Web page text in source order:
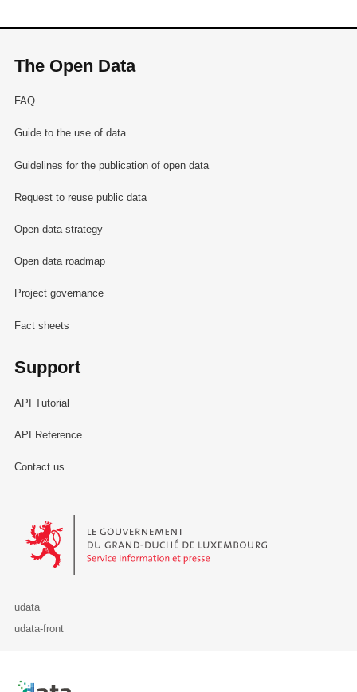
The Open Data
FAQ
Guide to the use of data
Guidelines for the publication of open data
Request to reuse public data
Open data strategy
Open data roadmap
Project governance
Fact sheets
Support
API Tutorial
API Reference
Contact us
Le Gouvernement du Grand-Duché de Luxembourg - Service
udata
udata-front